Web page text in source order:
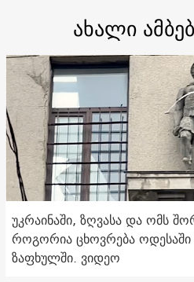
ახალი
უკრაინაში, ზღვასა და ომს
როგორია ცხოვრება
ზაფხულში. ვიდეო